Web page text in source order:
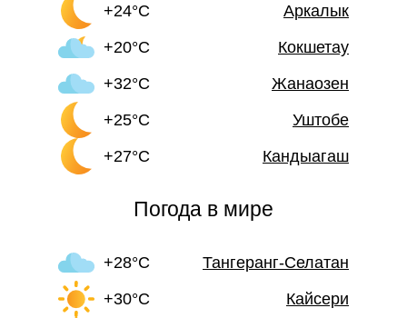
+24°C
Аркалык
+20°C
Кокшетау
+32°C
Жанаозен
+25°C
Уштобе
+27°C
Кандыагаш
Погода в мире
+28°C
Тангеранг-Селатан
+30°C
Кайсери